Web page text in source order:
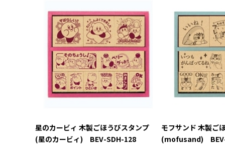
星のカービィ 木製ごほうびスタンプ
(星のカービィ) BEV-SDH-128
モフサンド 木製
(mofusand)